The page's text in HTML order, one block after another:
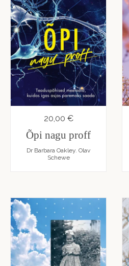
20,00 €
Õpi nagu proff
Dr Barbara Oakley. Olav
Schewe